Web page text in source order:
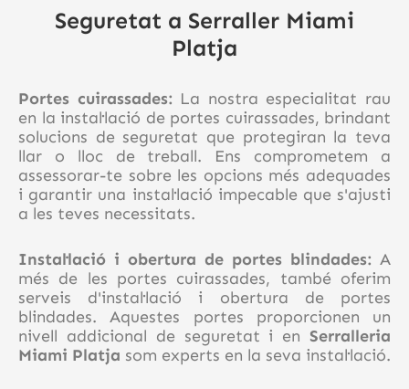
Seguretat a Serraller Miami
Platja
Portes cuirassades: La nostra especialitat rau
en la instal·lació de portes cuirassades, brindant
solucions de seguretat que protegiran la teva
llar o lloc de treball. Ens comprometem a
assessorar-te sobre les opcions més adequades
i garantir una instal·lació impecable que s'ajusti
a les teves necessitats.
Instal·lació i obertura de portes blindades: A
més de les portes cuirassades, també oferim
serveis d'instal·lació i obertura de portes
blindades. Aquestes portes proporcionen un
nivell addicional de seguretat i en Serralleria
Miami Platja som experts en la seva instal·lació.